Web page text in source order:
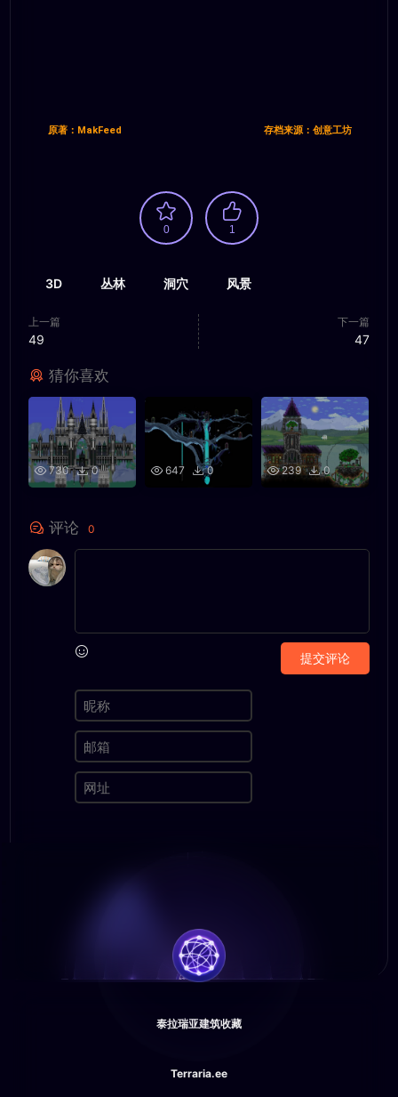
原著：MakFeed 存档来源：创意工坊
0 1
3D 丛林 洞穴 风景
上一篇
49
下一篇
47
猜你喜欢
730 0 647 0 239 0
评论 0
提交评论
泰拉瑞亚建筑收藏
Terraria.ee